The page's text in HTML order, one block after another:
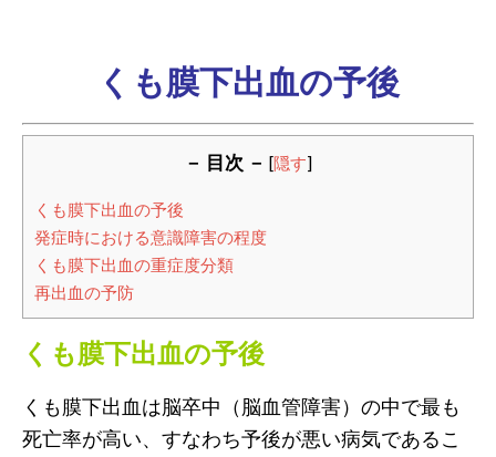
くも膜下出血の予後
－ 目次 － [隠す]
くも膜下出血の予後
発症時における意識障害の程度
くも膜下出血の重症度分類
再出血の予防
くも膜下出血の予後
くも膜下出血は脳卒中（脳血管障害）の中で最も
死亡率が高い、すなわち予後が悪い病気であるこ